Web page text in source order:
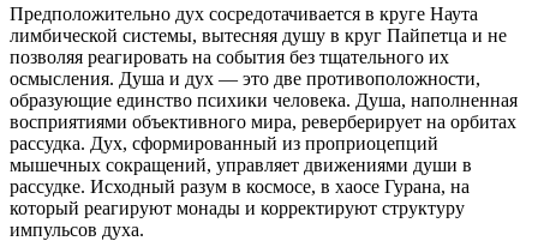
Предположительно дух сосредотачивается в круге Наута
лимбической системы, вытесняя душу в круг Пайпетца и не
позволяя реагировать на события без тщательного их
осмысления. Душа и дух — это две противоположности,
образующие единство психики человека. Душа, наполненная
восприятиями объективного мира, реверберирует на орбитах
рассудка. Дух, сформированный из проприоцепций
мышечных сокращений, управляет движениями души в
рассудке. Исходный разум в космосе, в хаосе Гурана, на
который реагируют монады и корректируют структуру
импульсов духа.